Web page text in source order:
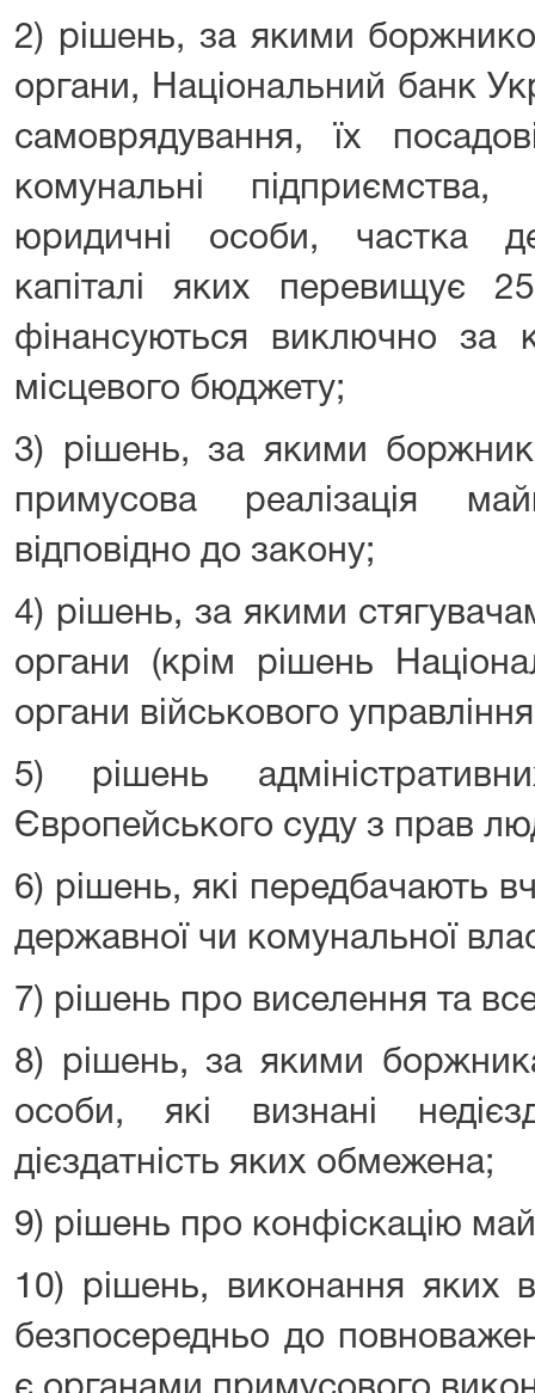
2) рішень, за якими
органи, Національний банк
самоврядування, їх
комунальні підприємства,
юридичні особи, частка
капіталі яких перевищує
фінансуються виключно за
місцевого бюджету;
3) рішень, за якими
примусова реалізація
відповідно до закону;
4) рішень, за якими
органи (крім рішень
органи військового
5) рішень
Європейського суду з прав
6) рішень, які передбачають
державної чи комунальної
7) рішень про виселення та
8) рішень, за якими
особи, які визнані
дієздатність яких обмежена;
9) рішень про конфіскацію
10) рішень, виконання яких
безпосередньо до